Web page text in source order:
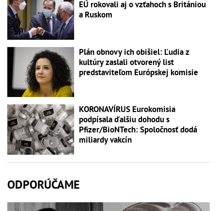
EÚ rokovali aj o vzťahoch s Britániou
a Ruskom
Plán obnovy ich obišiel: Ľudia z
kultúry zaslali otvorený list
predstaviteľom Európskej komisie
KORONAVÍRUS Eurokomisia
podpísala ďalšiu dohodu s
Pfizer/BioNTech: Spoločnosť dodá
miliardy vakcín
ODPORÚČAME